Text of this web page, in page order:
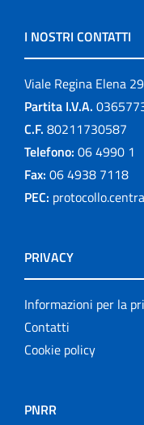
I NOSTRI CONTATTI
Viale Regina Elena
Partita I.V.A.
C.F. 80211730587
Telefono: 06 4990 1
Fax: 06 4938 7118
PEC:
PRIVACY
Informazioni per la
Contatti
Cookie policy
PNRR